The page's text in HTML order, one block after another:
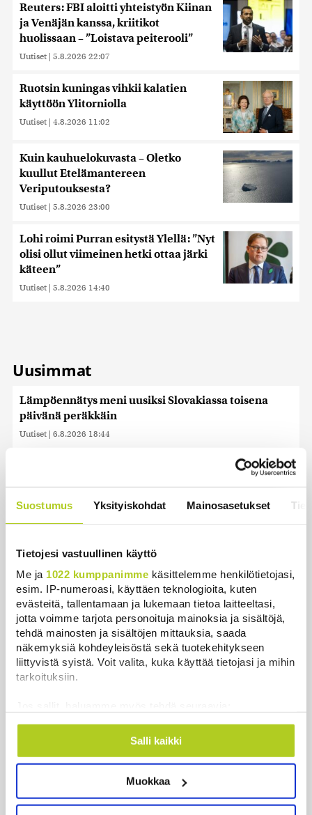
Suostumus Yksityiskohdat Mainosasetukset
Tietojesi vastuullinen käyttö
Me ja 1022 kumppanimme käsittelemme henkilötietojasi,
esim. IP-numeroasi, käyttäen teknologioita, kuten
evästeitä, tallentamaan ja lukemaan tietoa laitteeltasi,
jotta voimme tarjota personoituja mainoksia ja sisältöjä,
tehdä mainosten ja sisältöjen mittauksia, saada
näkemyksiä kohdeyleisöstä sekä tuotekehitykseen
liittyvistä syistä. Voit valita, kuka käyttää tietojasi ja mihin
tarkoituksiin.
Kerätä tietoja maantieteellisestä sijainnistasi,
mahdollisesti muutaman metrin tarkkuudella
ominaispiirteitä aktiivisesti (sormenjäljen
Lue lisää siitä, miten henkilötietojasi käsitellään ja miten
Salli kaikki
Muokkaa
Reuters: FBI aloitti yhteistyön Kiinan
ja Venäjän kanssa, kriitikot
huolissaan – ”Loistava peiterooli”
Uutiset | 5.8.2026 22:07
Ruotsin kuningas vihkii kalatien
käyttöön Ylitorniolla
Uutiset | 4.8.2026 11:02
Kuin kauhuelokuvasta – Oletko
kuullut Etelämantereen
Veriputouksesta?
Uutiset | 5.8.2026 23:00
Lohi roimi Purran esitystä Ylellä: ”Nyt
olisi ollut viimeinen hetki ottaa järki
käteen”
Uutiset | 5.8.2026 14:40
Uusimmat
Lämpöennätys meni uusiksi Slovakiassa toisena
päivänä peräkkäin
Uutiset | 6.8.2026 18:44
Valtiovarainministeriön leikkausehdotus voi
Uutiset 6.8.2026 17:16
harkitsee hyökkäyksiä Baltiaan
Ex-kansanedustaja Ano Turtiaista ja hänen
vaimoaan syytetään törkeistä talousrikoksista
Uutiset | 6.8.2026 16:45
Hallitus nostaa alijäämän tällä kaudella selvästi
isommaksi kuin etukäteen arvioitiin, huomauttaa
Uutiset | 6.8.2026 16:20
Saksalaismediat: Leipzigin lentokentältä löydetyn
droonin lähellä olleessa ukrainalaiskoneessa oli